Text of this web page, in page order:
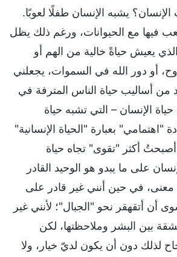
يشبه الإنسان طفلًا لعوبًا.
فيها مع الحيوانات، ورغم ذلك يظل
يعيش حياةً خالية من الهم أو
أو دور الله في السموات، يجعلني
من أساليب حياة الناس المترفة في
الإنسان – التي تشبه حياة
"اهتمامي" بعبارة "الحياة الإنسانية"
أصبحتُ أكثر "تقوى" تجاه حياة
على ما يبدو هو الوحيد القادر
في حين أنني غير قادر على
أن أتقهقر نحو "الجبال"؛ لأنني غير
بين البشر وملاحظتها، لكن
لذلك دون أن يكون لديّ خيار، ولا